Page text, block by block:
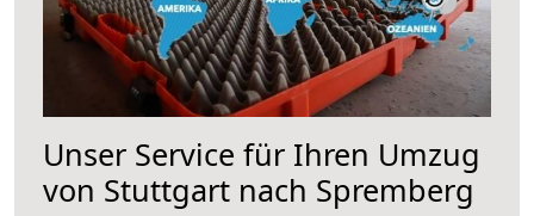
Unser Service für Ihren Umzug
von Stuttgart nach Spremberg